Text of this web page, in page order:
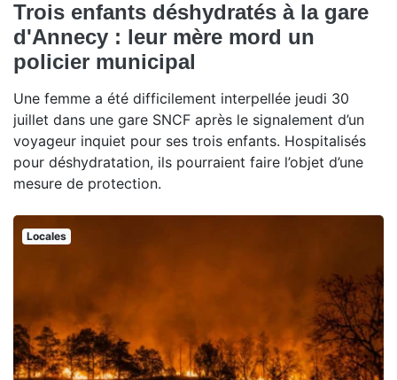
Trois enfants déshydratés à la gare
d'Annecy : leur mère mord un
policier municipal
Une femme a été difficilement interpellée jeudi 30
juillet dans une gare SNCF après le signalement d’un
voyageur inquiet pour ses trois enfants. Hospitalisés
pour déshydratation, ils pourraient faire l’objet d’une
mesure de protection.
Locales